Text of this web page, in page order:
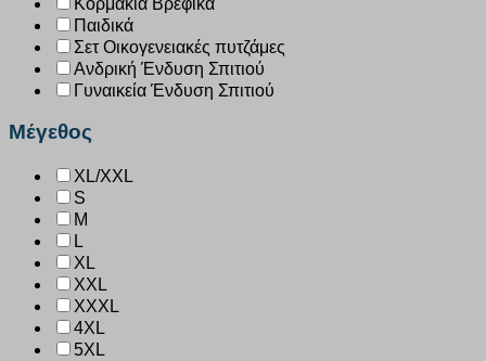
Παιδικά
Σετ Οικογενειακές πυτζάμες
Ανδρική Ένδυση Σπιτιού
Γυναικεία Ένδυση Σπιτιού
Μέγεθος
XL/XXL
S
M
L
XL
XXL
XXXL
4XL
5XL